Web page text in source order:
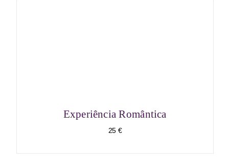
Experiência Romântica
25 €